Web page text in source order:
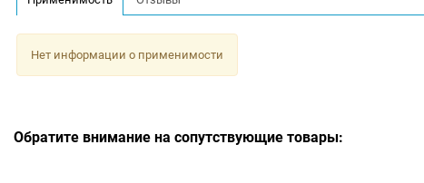
Нет информации о применимости
Обратите внимание на сопутствующие товары: